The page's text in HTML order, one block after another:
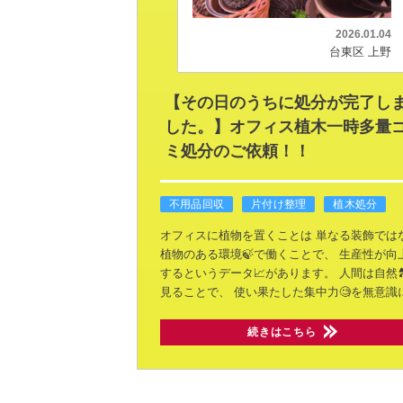
2026.01.04
台東区 上野
【その日のうちに処分が完了し
した。】オフィス植木一時多量
ミ処分のご依頼！！
不用品回収 片付け整理 植木処分
オフィスに植物を置くことは 単なる装飾では
植物のある環境🍃で働くことで、
生産性が向
するというデータ📈があります。
人間は自
見ることで、
使い果たした集中力🧐を無意識
続きはこちら